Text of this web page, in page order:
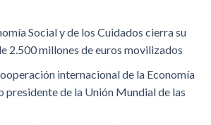
Social y de los Cuidados cierra su
2.500 millones de euros movilizados
internacional de la Economía
presidente de la Unión Mundial de las